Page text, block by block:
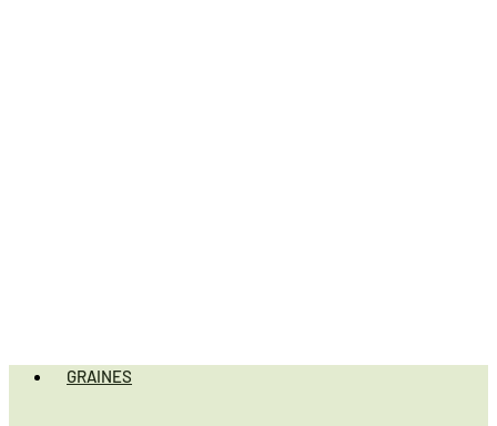
GRAINES